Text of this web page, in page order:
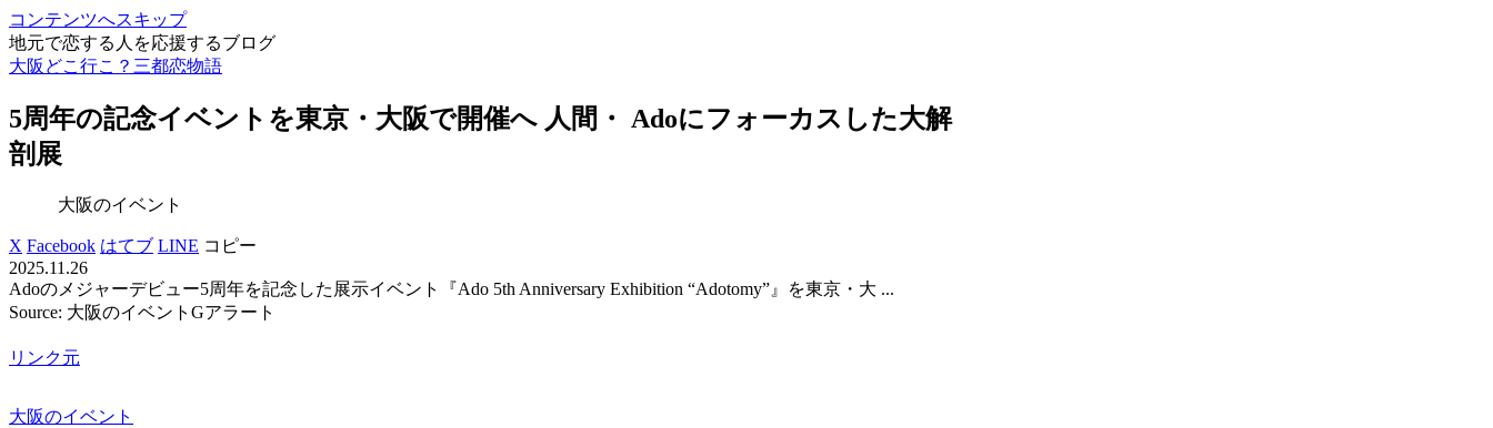
コンテンツへスキップ
地元で恋する人を応援するブログ
大阪どこ行こ？三都恋物語
5周年の記念イベント を東京・ 大阪で開催へ 人間・ Adoにフォーカスした大解
剖展
大阪のイベント
X Facebook はてブ LINE コピー
2025.11.26
Adoのメジャーデビュー5周年を記念した展示イベント『Ado 5th Anniversary Exhibition “Adotomy”』を東京・大 ...
Source: 大阪のイベントGアラート
リンク元
大阪のイベント